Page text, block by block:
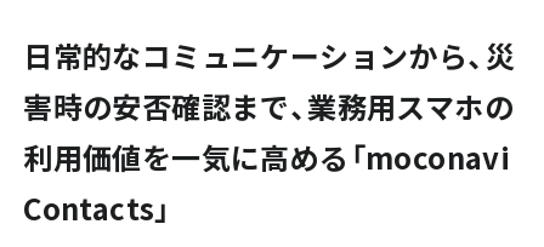
日常的なコミュニケーションから、災
害時の安否確認まで、業務用スマホの
利用価値を一気に高める「moconavi
Contacts」